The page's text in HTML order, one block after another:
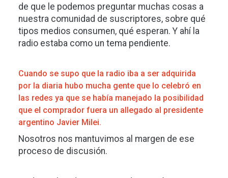
de que le podemos preguntar muchas cosas a
nuestra comunidad de suscriptores, sobre qué
tipos medios consumen, qué esperan. Y ahí la
radio estaba como un tema pendiente.
Cuando se supo que la radio iba a ser adquirida
por la diaria hubo mucha gente que lo celebró en
las redes ya que se había manejado la posibilidad
que el comprador fuera un allegado al presidente
argentino Javier Milei.
Nosotros nos mantuvimos al margen de ese
proceso de discusión.